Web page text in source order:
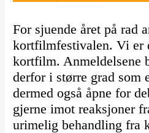
For sjuende året på rad
kortfilmfestivalen. Vi er
kortfilm. Anmeldelsene
derfor i større grad som
dermed også åpne for
gjerne imot reaksjoner
urimelig behandling fra